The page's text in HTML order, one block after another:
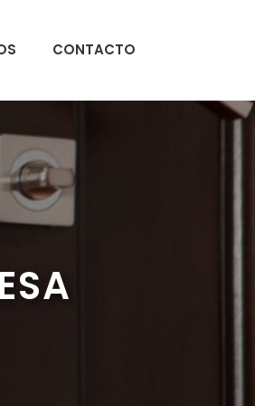
CONTACTO